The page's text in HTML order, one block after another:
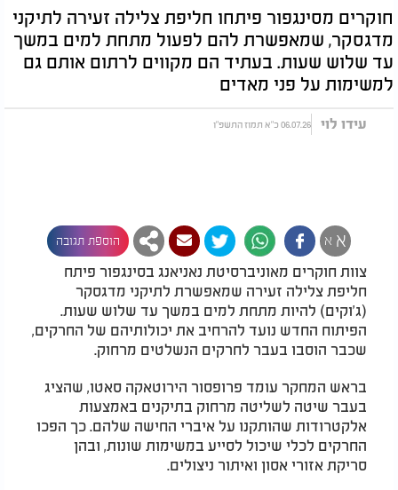
חוקרים מסינגפור פיתחו חליפת צלילה זעירה לתיקני
מדגסקר, שמאפשרת להם לפעול מתחת למים במשך
עד שלוש שעות. בעתיד הם מקווים לרתום אותם גם
למשימות על פני מאדים
עידו לוי 06.07.26 כ"א תמוז התשפ"ו
א א הוספת תגובה
צוות חוקרים מאוניברסיטת נאניאנג בסינגפור פיתח
חליפת צלילה זעירה שמאפשרת לתיקני מדגסקר
(ג'וקים) להיות מתחת למים במשך עד שלוש שעות.
הפיתוח החדש נועד להרחיב את יכולותיהם של החרקים,
שכבר הוסבו בעבר לחרקים הנשלטים מרחוק.
בראש המחקר עומד פרופסור הירוטאקה סאטו, שהציג
בעבר שיטה לשליטה מרחוק בתיקנים באמצעות
אלקטרודות שהותקנו על איברי החישה שלהם. כך הפכו
החרקים לכלי שיכול לסייע במשימות שונות, ובהן
סריקת אזורי אסון ואיתור ניצולים.